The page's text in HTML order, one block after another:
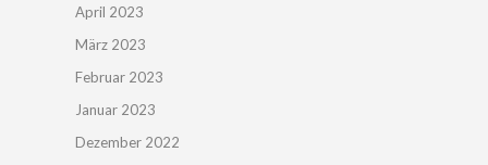
April 2023
März 2023
Februar 2023
Januar 2023
Dezember 2022